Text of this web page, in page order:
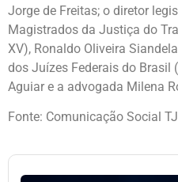
Jorge de Freitas; o diretor
Magistrados da Justiça do
XV), Ronaldo Oliveira
dos Juízes Federais do Brasil
Aguiar e a advogada Milena
Fonte: Comunicação Social